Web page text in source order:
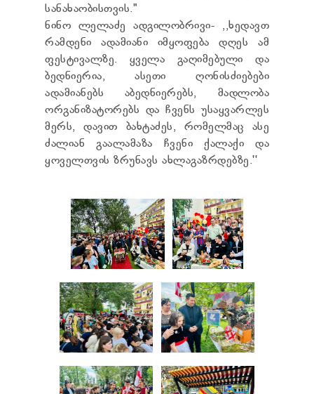
სანახაობისთვის."
ნინო ლელაძე ადგილობრივი- ,,ხედავთ
რამდენი ადამიანი იმყოფება დღეს ამ
ფესტივალზე. ყველა გაღიმებული და
ბედნიერია, ასეთი ღონისძიებები
ადამიანებს აბედნიერებს, მადლობა
ორგანიზატორებს და ჩვენს უსაყვარლეს
მერს, დავით ბახტაძეს, რომელმაც ასე
ძალიან გაალამაზა ჩვენი ქალაქი და
ყოველთვის ზრუნავს ახლაგაზრდებზე.''